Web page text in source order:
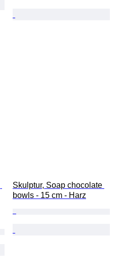
Skulptur, Soap chocolate
bowls - 15 cm - Harz